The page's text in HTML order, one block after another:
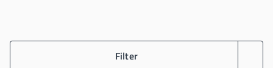
Filter